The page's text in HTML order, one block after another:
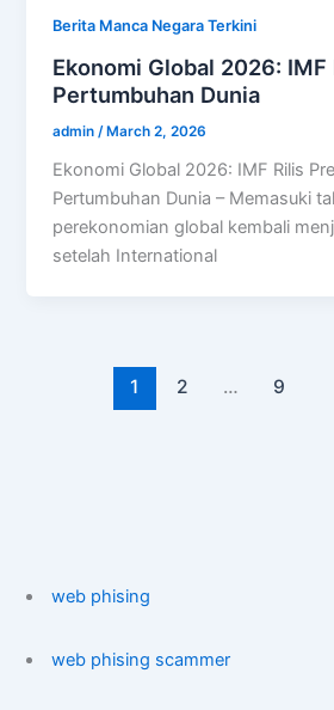
Berita Manca Negara Terkini
Ekonomi Global 2026:
Pertumbuhan Dunia
admin /March 2, 2026
Ekonomi Global 2026: IMF Rilis
Pertumbuhan Dunia – Memasuki
perekonomian global kembali
setelah International
1 2 … 9
web phising
web phising scammer